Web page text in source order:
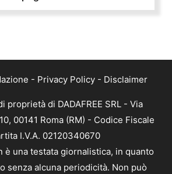
- Privacy Policy - Disclaimer
proprietà di DADAFREE SRL - Via
00141 Roma (RM) - Codice Fiscale
I.V.A. 02120340670
è una testata giornalistica, in quanto
senza alcuna periodicità. Non può